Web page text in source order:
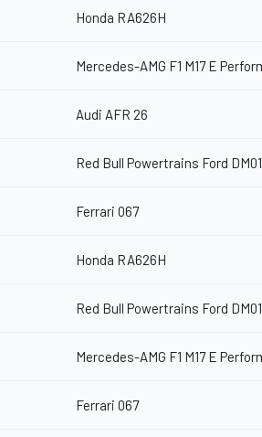
Honda RA626H
Mercedes-AMG F1 M17 E
Audi AFR 26
Red Bull Powertrains Ford DM01
Ferrari 067
Honda RA626H
Red Bull Powertrains Ford DM01
Mercedes-AMG F1 M17 E
Ferrari 067